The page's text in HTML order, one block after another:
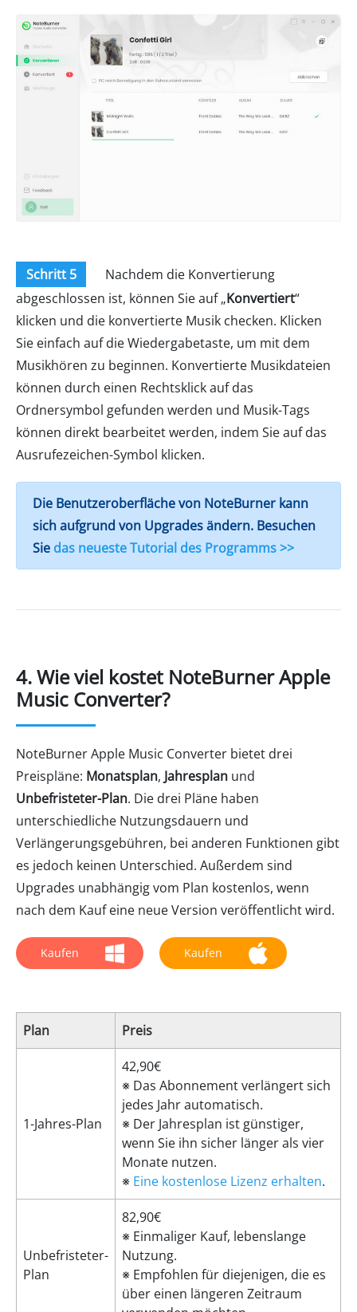
Schritt 5
Nachdem die Konvertierung
abgeschlossen ist, können Sie auf „Konvertiert“
klicken und die konvertierte Musik checken. Klicken
Sie einfach auf die Wiedergabetaste, um mit dem
Musikhören zu beginnen. Konvertierte Musikdateien
können durch einen Rechtsklick auf das
Ordnersymbol gefunden werden und Musik-Tags
können direkt bearbeitet werden, indem Sie auf das
Ausrufezeichen-Symbol klicken.
Die Benutzeroberfläche von NoteBurner kann
sich aufgrund von Upgrades ändern. Besuchen
Sie das neueste Tutorial des Programms >>
4. Wie viel kostet NoteBurner Apple
Music Converter?
NoteBurner Apple Music Converter bietet drei
Preispläne: Monatsplan, Jahresplan und
Unbefristeter-Plan. Die drei Pläne haben
unterschiedliche Nutzungsdauern und
Verlängerungsgebühren, bei anderen Funktionen gibt
es jedoch keinen Unterschied. Außerdem sind
Upgrades unabhängig vom Plan kostenlos, wenn
nach dem Kauf eine neue Version veröffentlicht wird.
Kaufen Kaufen
Plan Preis
1-Jahres-Plan
42,90€
※ Das Abonnement verlängert sich
jedes Jahr automatisch.
※ Der Jahresplan ist günstiger,
wenn Sie ihn sicher länger als vier
Monate nutzen.
※ Eine kostenlose Lizenz erhalten.
Unbefristeter-
Plan
82,90€
※ Einmaliger Kauf, lebenslange
Nutzung.
※ Empfohlen für diejenigen, die es
über einen längeren Zeitraum